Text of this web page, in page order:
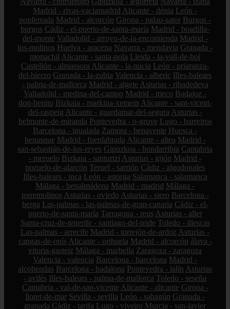
Madrid - rivas-vaciamadrid Alicante - dénia León -
ponferrada Madrid - alcorcón Girona - palau-sator Burgos -
burgos Cádiz - el-puerto-de-santa-maría Madrid - boadilla-
del-monte Valladolid - arroyo-de-la-encomienda Madrid -
los-molinos Huelva - aracena Navarra - mendavia Granada -
monachil Alicante - santa-pola Lleida - la-vall-de-boí
Castellón - almassora Alicante - la-nucia León - priaranza-
del-bierzo Granada - la-zubia Valencia - alberic Illes-balears
- palma-de-mallorca Madrid - algete Asturias - ribadedeva
Valladolid - medina-del-campo Madrid - meco Badajoz -
don-benito Bizkaia - markina-xemein Alicante - sant-vicent-
del-raspeig Alicante - guardamar-del-segura Asturias -
belmonte-de-miranda Pontevedra - o-grove Lugo - barreiros
Barcelona - igualada Zamora - benavente Huesca -
benasque Madrid - fuenlabrada Alicante - altea Madrid -
san-sebastián-de-los-reyes Gipuzkoa - hondarribia Cantabria
- meruelo Bizkaia - santurtzi Asturias - gijón Madrid -
pozuelo-de-alarcón Teruel - sarrión Cádiz - algodonales
Illes-balears - inca León - astorga Salamanca - salamanca
Málaga - benalmádena Madrid - madrid Málaga -
torremolinos Asturias - oviedo Asturias - siero Barcelona -
berga Las-palmas - las-palmas-de-gran-canaria Cádiz - el-
puerto-de-santa-maría Tarragona - reus Asturias - aller
Santa-cruz-de-tenerife - santiago-del-teide Toledo - illescas
Las-palmas - arrecife Madrid - torrejón-de-ardoz Asturias -
cangas-de-onís Alicante - orihuela Madrid - alcorcón álava -
vitoria-gasteiz Málaga - marbella Zaragoza - zaragoza
Valencia - valencia Barcelona - barcelona Madrid -
alcobendas Barcelona - badalona Pontevedra - lalín Asturias
- avilés Illes-balears - palma-de-mallorca Toledo - seseña
Cantabria - val-de-san-vicente Alicante - alicante Girona -
lloret-de-mar Sevilla - sevilla León - sahagún Granada -
granada Cádiz - tarifa Lugo - viveiro Murcia - san-javier